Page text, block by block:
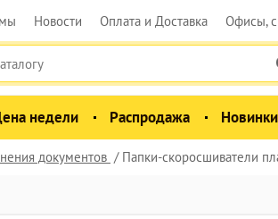
Новости Оплата и Доставка Офисы,
недели Распродажа Новинки
документов Папки-скоросшиватели